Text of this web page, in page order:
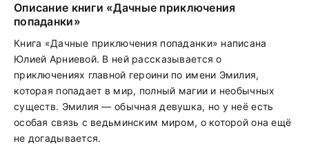
Описание книги «Дачные приключения
попаданки»
Книга «Дачные приключения попаданки» написана
Юлией Арниевой. В ней рассказывается о
приключениях главной героини по имени Эмилия,
которая попадает в мир, полный магии и необычных
существ. Эмилия — обычная девушка, но у неё есть
особая связь с ведьминским миром, о которой она ещё
не догадывается.